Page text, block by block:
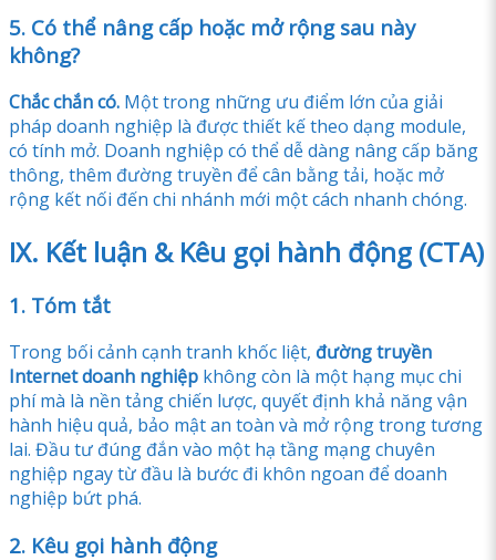
5. Có thể nâng cấp hoặc mở rộng sau này
không?
Chắc chắn có. Một trong những ưu điểm lớn của giải
pháp doanh nghiệp là được thiết kế theo dạng module,
có tính mở. Doanh nghiệp có thể dễ dàng nâng cấp băng
thông, thêm đường truyền để cân bằng tải, hoặc mở
rộng kết nối đến chi nhánh mới một cách nhanh chóng.
IX. Kết luận & Kêu gọi hành động (CTA)
1. Tóm tắt
Trong bối cảnh cạnh tranh khốc liệt, đường truyền
Internet doanh nghiệp không còn là một hạng mục chi
phí mà là nền tảng chiến lược, quyết định khả năng vận
hành hiệu quả, bảo mật an toàn và mở rộng trong tương
lai. Đầu tư đúng đắn vào một hạ tầng mạng chuyên
nghiệp ngay từ đầu là bước đi khôn ngoan để doanh
nghiệp bứt phá.
2. Kêu gọi hành động